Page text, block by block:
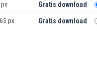
Gratis download
px Gratis download